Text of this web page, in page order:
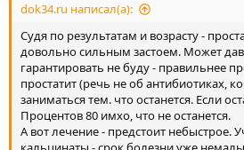
dok34.ru написал(а):
Судя по результатам и возрасту -
довольно сильным застоем. Может
гарантировать не буду - правильнее
простатит (речь не об антибиотиках,
заниматься тем. что останется. Если
Процентов 80 имхо, что не останется.
А вот лечение - предстоит небыстрое.